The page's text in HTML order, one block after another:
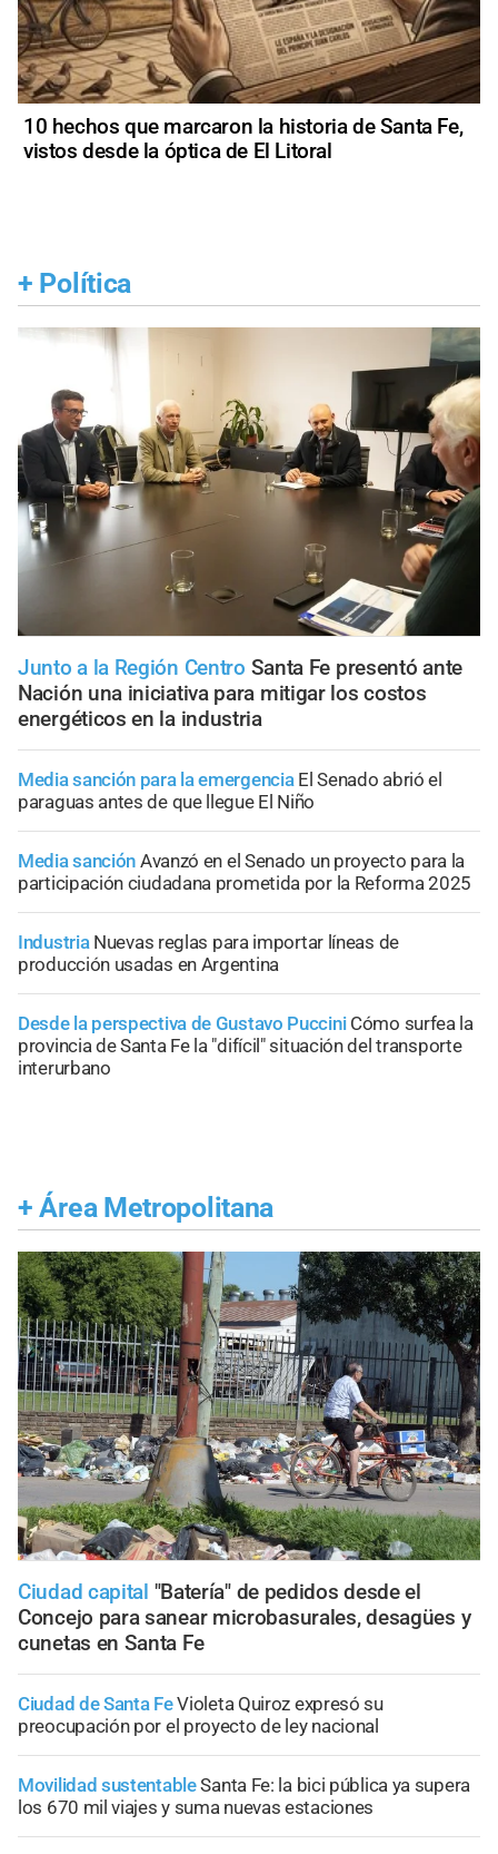
10 hechos que marcaron la historia de Santa Fe,
vistos desde la óptica de El Litoral
+ Política
Junto a la Región Centro Santa Fe presentó ante
Nación una iniciativa para mitigar los costos
energéticos en la industria
Media sanción para la emergencia El Senado abrió el
paraguas antes de que llegue El Niño
Media sanción Avanzó en el Senado un proyecto para la
participación ciudadana prometida por la Reforma 2025
Industria Nuevas reglas para importar líneas de
producción usadas en Argentina
Desde la perspectiva de Gustavo Puccini Cómo surfea la
provincia de Santa Fe la "difícil" situación del transporte
interurbano
+ Área Metropolitana
Ciudad capital "Batería" de pedidos desde el
Concejo para sanear microbasurales, desagües y
cunetas en Santa Fe
Ciudad de Santa FeVioleta Quiroz expresó su
preocupación por el proyecto de ley nacional
Movilidad sustentableSanta Fe: la bici pública ya supera
los 670 mil viajes y suma nuevas estaciones